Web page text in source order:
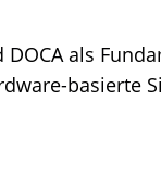
DOCA als
basierte